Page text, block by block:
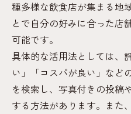
食べログ4以上の
とは
美味しい店はど
分析
安くて美味しい店を
種多様な飲食店が集まる地
とで自分の好みに合った店
可能です。
具体的な活用法としては、
い」「コスパが良い」など
を検索し、写真付きの投稿
する方法があります。また